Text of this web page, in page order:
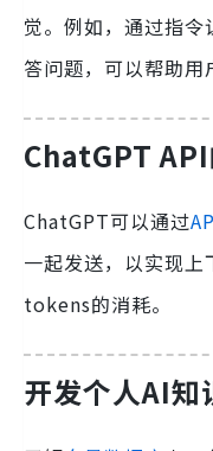
觉。例如，通过指
答问题，可以帮助用
ChatGPT
ChatGPT可以通过
一起发送，以实现
tokens的消耗。
开发个人AI知